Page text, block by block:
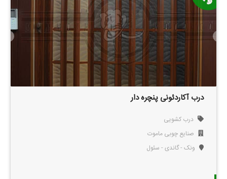
درب آکاردئونی پنچره دار
درب کشویی
صنایع چوبی ماموت
ونک - گاندی - سئول